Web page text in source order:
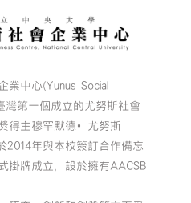
業中心(Yunus Social
灣第一個成立的尤努斯社會
得主穆罕默德•尤努斯
2014年與本校簽訂合作備忘
掛牌成立，設於擁有AACSB